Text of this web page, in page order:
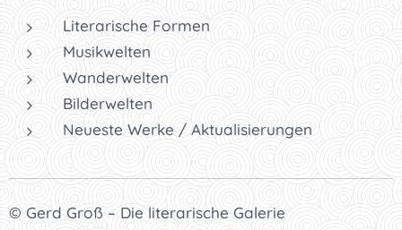
Literarische Formen
Musikwelten
Wanderwelten
Bilderwelten
Neueste Werke / Aktualisierungen
© Gerd Groß – Die literarische Galerie